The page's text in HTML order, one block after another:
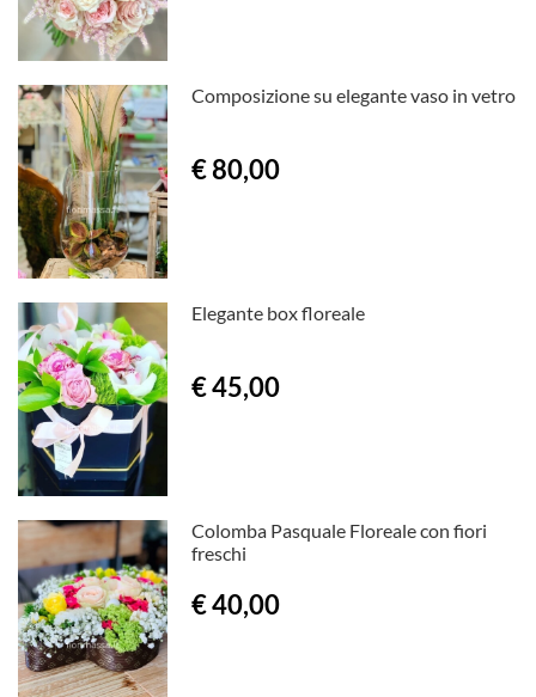
Composizione su elegante vaso in vetro
€ 80,00
Elegante box floreale
€ 45,00
Colomba Pasquale Floreale con fiori
freschi
€ 40,00